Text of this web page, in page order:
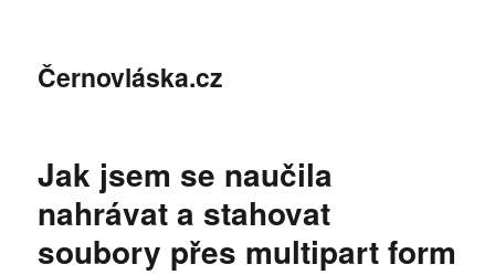
Černovláska.cz
Jak jsem se naučila
nahrávat a stahovat
soubory přes multipart form